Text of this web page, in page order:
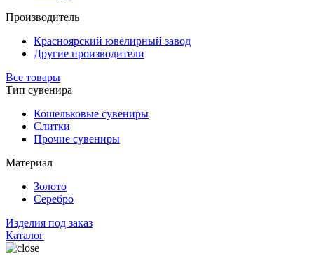
Производитель
Красноярский ювелирный завод
Другие производители
Все товары
Тип сувенира
Кошельковые сувениры
Слитки
Прочие сувениры
Материал
Золото
Серебро
Изделия под заказ
Каталог